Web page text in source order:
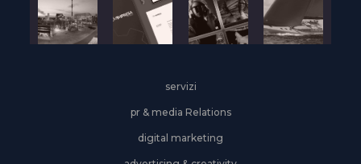
servizi
pr & media Relations
digital marketing